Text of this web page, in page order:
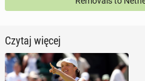
Czytaj więcej